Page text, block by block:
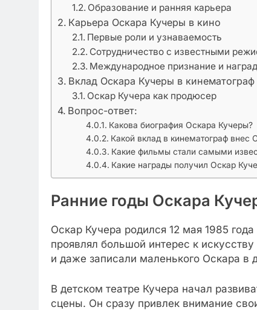
Образование и ранняя карьера
Карьера Оскара Кучеры в кино
Первые роли и узнаваемость
Сотрудничество с известными
Международное признание и
Вклад Оскара Кучеры в кинематограф
Оскар Кучера как продюсер
Вопрос-ответ:
Какова биография Оскара Кучеры?
Какой вклад в кинематограф внес
Какие фильмы стали самыми
Какие награды получил Оскар
Ранние годы Оскара
Оскар Кучера родился 12 мая 1985
проявлял большой интерес к
и даже записали маленького Оскара в
В детском театре Кучера начал
сцены. Он сразу привлек внимание